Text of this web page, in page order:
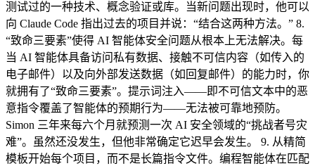
测试过的一种技术、概念验证或库。当新问题出现时，他可以
向 Claude Code 指出过去的项目并说：“结合这两种方法。” 8.
“致命三要素”使得 AI 智能体安全问题从根本上无法解决。每
当 AI 智能体具备访问私有数据、接触不可信内容（如传入的
电子邮件）以及向外部发送数据（如回复邮件）的能力时，你
就拥有了“致命三要素”。提示词注入——即不可信文本中的恶
意指令覆盖了智能体的预期行为——无法被可靠地预防。
Simon 三年来每六个月就预测一次 AI 安全领域的“挑战者号灾
难”。虽然还没发生，但他非常确定它迟早会发生。 9. 从精简
模板开始每个项目，而不是长篇指令文件。编程智能体在匹配